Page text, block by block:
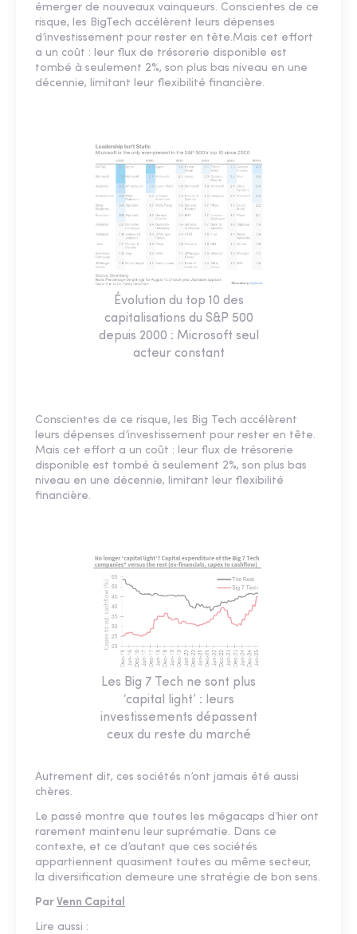
émerger de nouveaux vainqueurs. Conscientes de ce
risque, les BigTech accélèrent leurs dépenses
d’investissement pour rester en tête.Mais cet effort
a un coût : leur flux de trésorerie disponible est
tombé à seulement 2%, son plus bas niveau en une
décennie, limitant leur flexibilité financière.
Évolution du top 10 des
capitalisations du S&P 500
depuis 2000 : Microsoft seul
acteur constant
Conscientes de ce risque, les Big Tech accélèrent
leurs dépenses d’investissement pour rester en tête.
Mais cet effort a un coût : leur flux de trésorerie
disponible est tombé à seulement 2%, son plus bas
niveau en une décennie, limitant leur flexibilité
financière.
Les Big 7 Tech ne sont plus
‘capital light’ : leurs
investissements dépassent
ceux du reste du marché
Autrement dit, ces sociétés n’ont jamais été aussi
chères.
Le passé montre que toutes les mégacaps d’hier ont
rarement maintenu leur suprématie. Dans ce
contexte, et ce d’autant que ces sociétés
appartiennent quasiment toutes au même secteur,
la diversification demeure une stratégie de bon sens.
Par Venn Capital
Lire aussi :